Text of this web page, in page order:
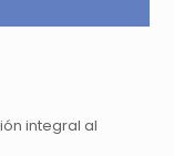
integral al